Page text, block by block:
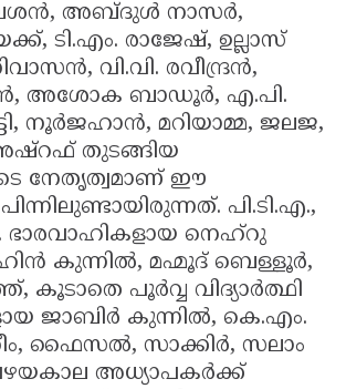
അബ്ദുൾ നാസർ,
ടി.എം. രാജേഷ്, ഉല്ലാസ്
വി.വി. രവീന്ദ്രൻ,
അശോക ബാഡൂർ, എ.പി.
നൂർജഹാൻ, മറിയാമ്മ, ജലജ,
തുടങ്ങിയ
നേതൃത്വമാണ് ഈ
പി.ടി.എ.,
നെഹ്റു
കുന്നിൽ, മഹ്മൂദ് ബെള്ളൂർ,
കൂടാതെ പൂർവ്വ വിദ്യാർത്ഥി
ജാബിർ കുന്നിൽ, കെ.എം.
ഫൈസൽ, സാക്കിർ, സലാം
അധ്യാപകർക്ക്